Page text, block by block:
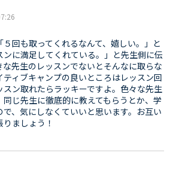
回も取ってくれるなんて、嬉しい。」と
ンに満足してくれている。」と先生側に伝
先生のレッスンでないとそんなに取らな
ィブキャンプの良いところはレッスン回
ン取れたらラッキーですよ。色々な先生
じ先生に徹底的に教えてもらうとか、学
、気にしなくていいと思います。お互い
ましょう！